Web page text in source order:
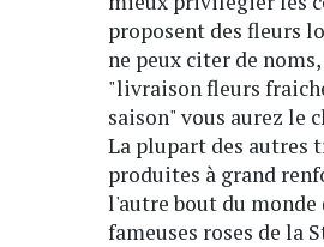
proposent des fleurs
ne peux citer de
"livraison fleurs
saison" vous aurez le
La plupart des autres
produites à grand
l'autre bout du
fameuses roses de la